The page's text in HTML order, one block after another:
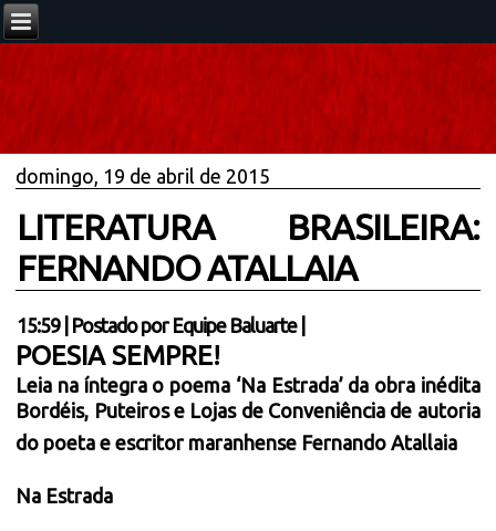
domingo, 19 de abril de 2015
LITERATURA BRASILEIRA:
FERNANDO ATALLAIA
15:59| Postado por Equipe Baluarte
POESIA SEMPRE!
Leia na íntegra o poema ‘Na Estrada’ da obra inédita
Bordéis, Puteiros e Lojas de Conveniência de autoria
do poeta e escritor maranhense Fernando Atallaia
Na Estrada